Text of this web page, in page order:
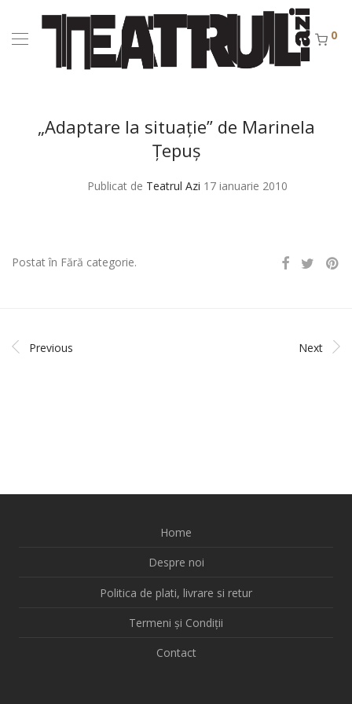
0
„Adaptare la situaţie” de Marinela
Ţepuş
Publicat de Teatrul Azi 17 ianuarie 2010
Postat în Fără categorie.
Previous Next
Home
Despre noi
Politica de plati, livrare si retur
Termeni și Condiții
Contact